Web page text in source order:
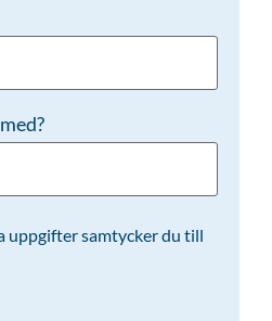
uppgifter samtycker du till